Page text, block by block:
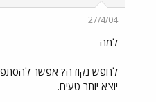
27/4/04
למה
לחפש נקודה? אפשר
יוצא יותר טעים.